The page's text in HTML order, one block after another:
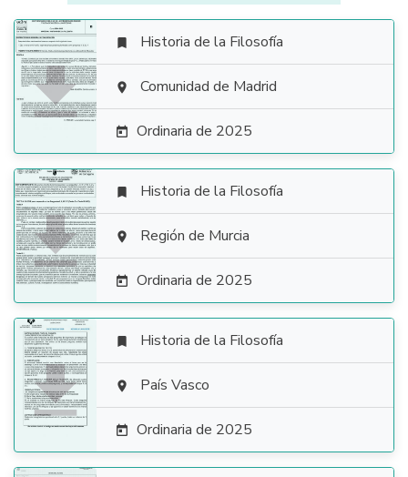

 Historia de la Filosofía
 Comunidad de Madrid
 Ordinaria de 2025

 Historia de la Filosofía
 Región de Murcia
 Ordinaria de 2025

 Historia de la Filosofía
 País Vasco
 Ordinaria de 2025